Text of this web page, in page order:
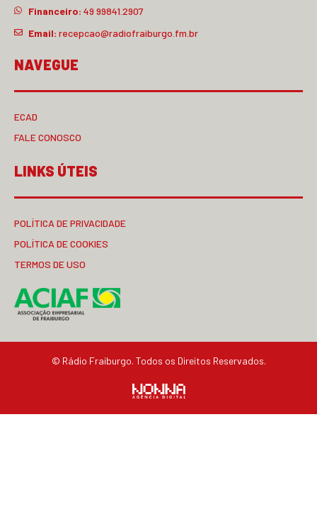
Financeiro: 49 99841.2907
Email: recepcao@radiofraiburgo.fm.br
NAVEGUE
ECAD
FALE CONOSCO
LINKS ÚTEIS
POLÍTICA DE PRIVACIDADE
POLÍTICA DE COOKIES
TERMOS DE USO
© Rádio Fraiburgo. Todos os Direitos Reservados.